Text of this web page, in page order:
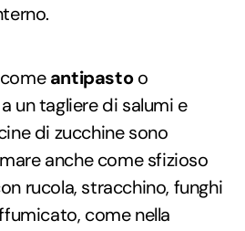
antipastoo
un tagliere di salumi e
di zucchine sono
anche come sfizioso
rucola, stracchino, funghi
come nella